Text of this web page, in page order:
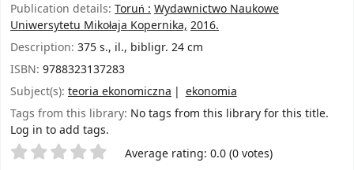
Publication details: Toruń :Wydawnictwo Naukowe
Uniwersytetu Mikołaja Kopernika,2016.
Description: 375 s., il., bibligr. 24 cm
ISBN: 9788323137283
Subject(s): teoria ekonomiczna
ekonomia
Tags from this library: No tags from this library for this title.
Log in to add tags.
Star ratings Average rating: 0.0 (0 votes)